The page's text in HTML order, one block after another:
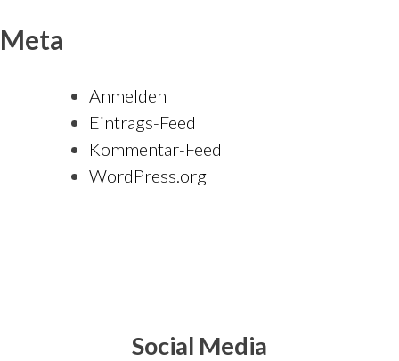
Meta
Anmelden
Eintrags-Feed
Kommentar-Feed
WordPress.org
Social Media